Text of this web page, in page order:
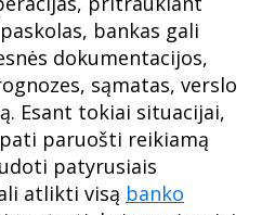
bankas gali
dokumentacijos,
sąmatas, verslo
Esant tokiai situacijai,
paruošti reikiamą
patyrusiais
atlikti visą banko